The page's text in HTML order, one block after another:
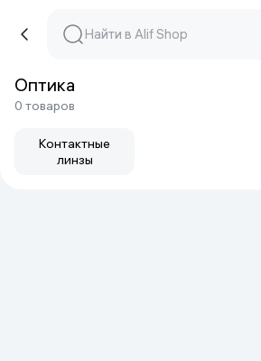
Оптика
0 товаров
Контактные
линзы